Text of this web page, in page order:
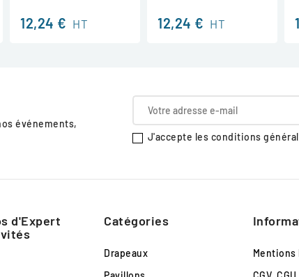
12,24 € HT 12,24 € HT
événements,
J'accepte les conditions
d'Expert
Catégories
Drapeaux
Mentions